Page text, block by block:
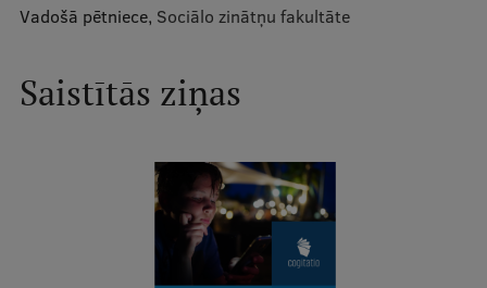
galvenā
izvēlne
Studiju iespējas
Pamatstudiju programmas
Vadošā pētniece, Sociālo zinātņu fakultāte
Saistītās ziņas